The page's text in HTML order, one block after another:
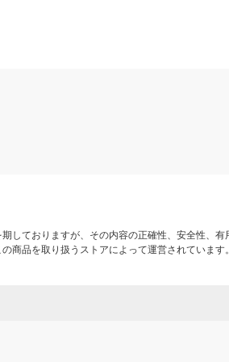
しておりますが、その内容の正確性、安全性、有
商品を取り扱うストアによって運営されていま